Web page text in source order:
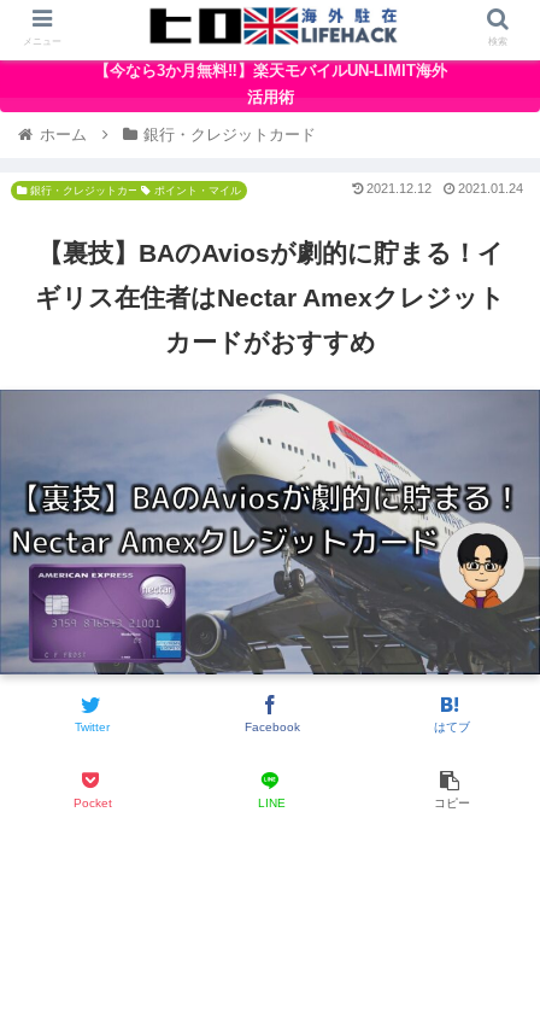
【今なら3か月無料‼】楽天モバイルUN-LIMIT海外
活用術
ホーム 銀行・クレジットカード
【裏技】BAのAviosが劇的に貯まる！イ
ギリス在住者はNectar Amexクレジット
カードがおすすめ
Twitter Facebook はてブ
Pocket LINE コピー
2021.12.12 2021.01.24
銀行・クレジットカード イギリス
ポイント・マイル
メニュー 検索